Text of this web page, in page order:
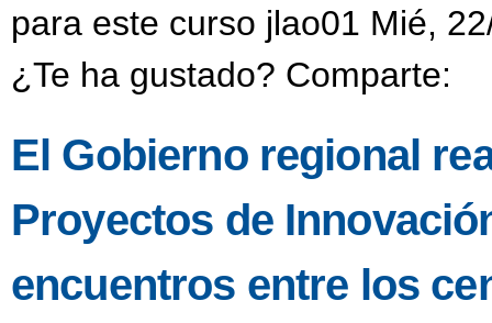
para este curso jlao01 Mié,
¿Te ha gustado? Comparte:
El Gobierno regional
Proyectos de
encuentros entre los